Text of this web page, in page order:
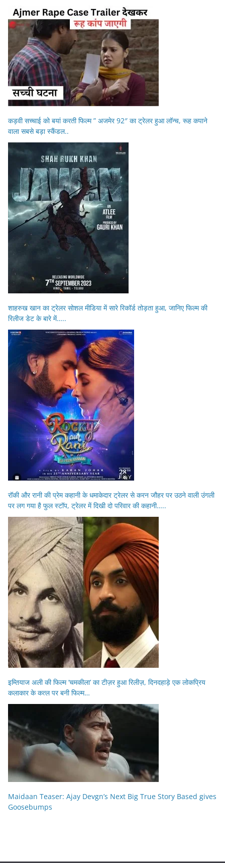
कड़वी सच्चाई को बयां करती फिल्म ” अजमेर 92″ का ट्रेलर हुआ लॉन्च, रूह कपाने
वाला सबसे बड़ा स्कैंडल..
शाहरुख खान का ट्रेलर सोशल मीडिया में सारे रिकॉर्ड तोड़ता हुआ, जानिए फिल्म की
रिलीज डेट के बारे में…..
रॉकी और रानी की प्रेम कहानी के धमाकेदार ट्रेलर से करन जौहर पर उठने वाली उंगली
पर लग गया है फुल स्टॉप, ट्रेलर में दिखी दो परिवार की कहानी…..
इम्तियाज अली की फिल्म ‘चमकीला’ का टीज़र हुआ रिलीज़, दिनदहाड़े एक लोकप्रिय
कलाकार के कत्ल पर बनी फिल्म…
Maidaan Teaser: Ajay Devgn’s Next Big True Story Based gives
Goosebumps